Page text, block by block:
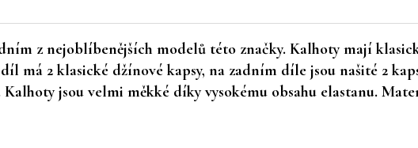
z nejoblíbenějších modelů této značky. Kalhoty mají
má 2 klasické džínové kapsy, na zadním díle jsou našité 2
jsou velmi měkké díky vysokému obsahu elastanu.